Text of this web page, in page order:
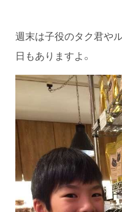
週末は子役のタク君や
日もありますよ。